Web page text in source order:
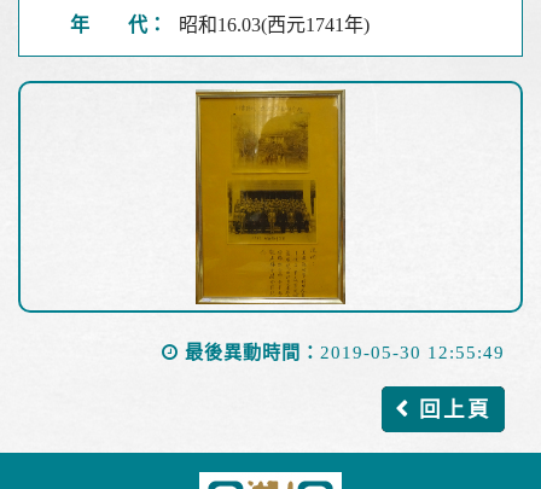
年 代： 昭和16.03(西元1741年)
最後異動時間： 2019-05-30 12:55:49
回上頁